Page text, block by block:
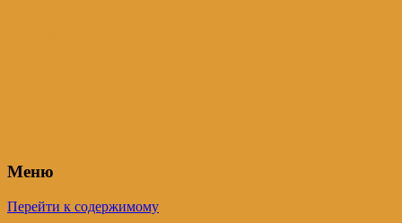
Меню
Перейти к содержимому